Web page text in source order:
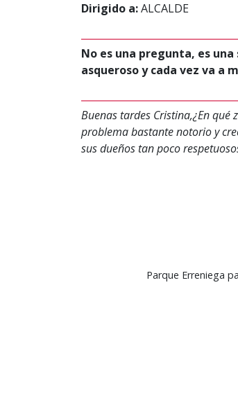
Dirigido a:ALCALDE
No es una pregunta, es
asqueroso y cada vez va a
Buenas tardes Cristina,¿En
problema bastante notorio y
sus dueños tan poco
Parque Erreniega